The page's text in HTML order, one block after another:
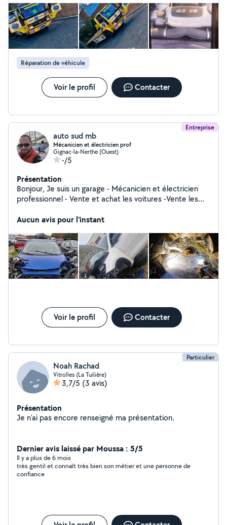
Réparation de véhicule
Voir le profil Contacter
Entreprise
auto sud mb
Mécanicien et électricien prof
Gignac-la-Nerthe (Ouest)
-/5
Présentation
Bonjour, Je suis un garage - Mécanicien et électricien
professionnel - Vente et achat les voitures -Vente les
Suprisiens - FAP EGR ADBLUE
Aucun avis pour l'instant
Voir le profil Contacter
Particulier
Noah Rachad
Vitrolles (La Tuilière)
3,7/5 (3 avis)
Présentation
Je n'ai pas encore renseigné ma présentation.
Dernier avis laissé par Moussa : 5/5
Il y a plus de 6 mois
très gentil et connaît très bien son métier et une personne de
confiance